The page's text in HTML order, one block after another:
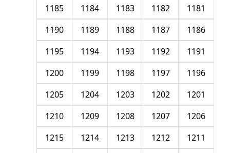
1181
1182
1183
1184
1185
1186
1187
1188
1189
1190
1191
1192
1193
1194
1195
1196
1197
1198
1199
1200
1201
1202
1203
1204
1205
1206
1207
1208
1209
1210
1211
1212
1213
1214
1215